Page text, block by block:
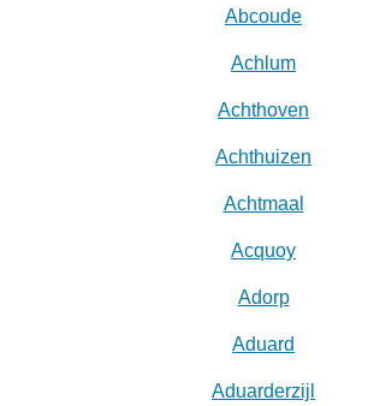
Abcoude
Achlum
Achthoven
Achthuizen
Achtmaal
Acquoy
Adorp
Aduard
Aduarderzijl